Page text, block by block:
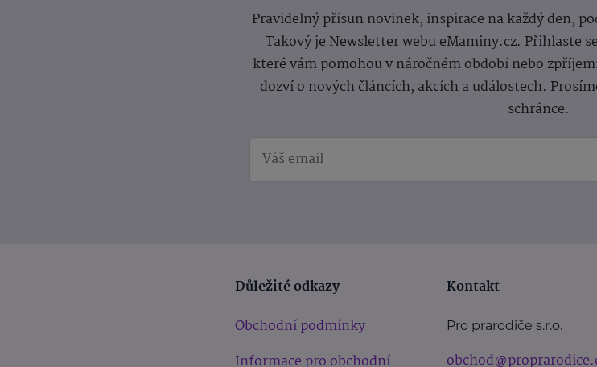
Pravidelný přísun novinek, inspirace na každý den,
Takový je Newsletter webu eMaminy.cz. Přihlaste
které vám pomohou v náročném období nebo
dozví o nových článcích, akcích a událostech.
schránce.
Důležité odkazy
Obchodní podmínky
Informace pro obchodní
Kontakt
Pro prarodiče s.r.o.